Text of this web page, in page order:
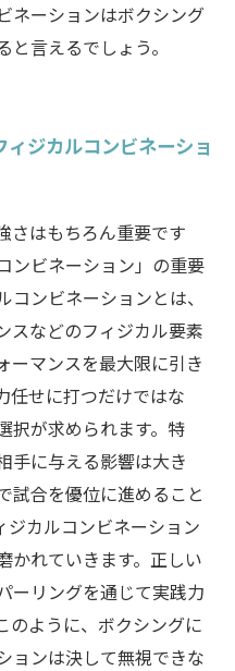
ネーションはボクシング
言えるでしょう。
ジカルコンビネーショ
さはもちろん重要です
ンビネーション」の重要
ンビネーションとは、
スなどのフィジカル要素
ーマンスを最大限に引き
任せに打つだけではな
択が求められます。特
手に与える影響は大き
試合を優位に進めること
ジカルコンビネーション
かれていきます。正しい
ーリングを通じて実践力
のように、ボクシングに
ョンは決して無視できな